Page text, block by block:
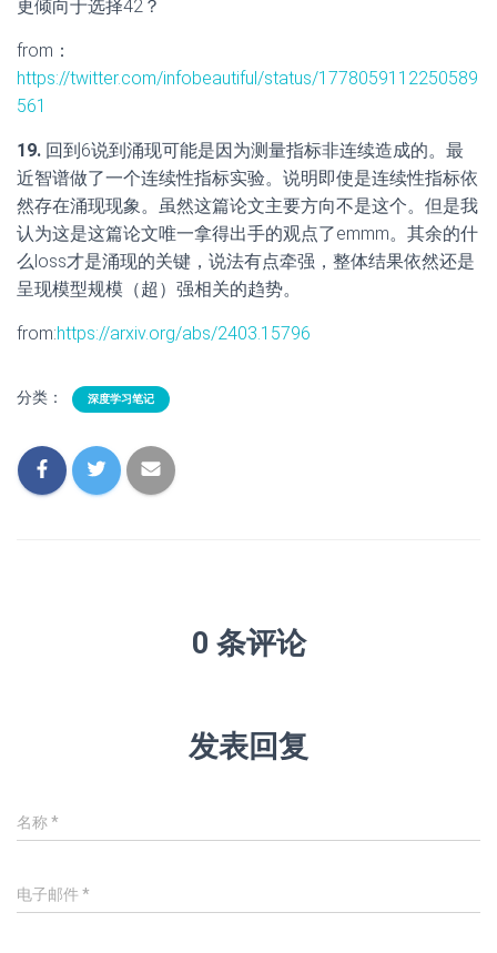
更倾向于选择42？
from：
https://twitter.com/infobeautiful/status/1778059112250589
561
19. 回到6说到涌现可能是因为测量指标非连续造成的。最
近智谱做了一个连续性指标实验。说明即使是连续性指标依
然存在涌现现象。虽然这篇论文主要方向不是这个。但是我
认为这是这篇论文唯一拿得出手的观点了emmm。其余的什
么loss才是涌现的关键，说法有点牵强，整体结果依然还是
呈现模型规模（超）强相关的趋势。
from:https://arxiv.org/abs/2403.15796
分类： 深度学习笔记
0 条评论
发表回复
名称*
电子邮件 *